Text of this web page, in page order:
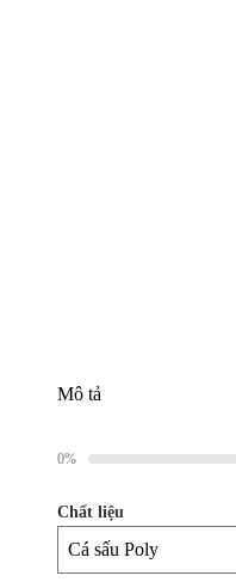
Mô tả
0%
Chất liệu
Cá sấu Poly